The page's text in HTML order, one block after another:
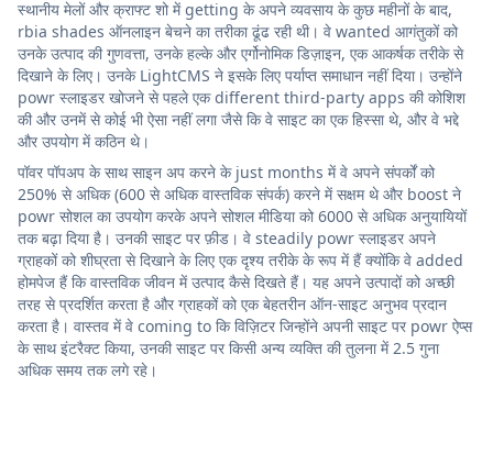
स्थानीय मेलों और क्राफ्ट शो में getting के अपने व्यवसाय के कुछ महीनों के बाद,
rbia shades ऑनलाइन बेचने का तरीका ढूंढ रही थी। वे wanted आगंतुकों को
उनके उत्पाद की गुणवत्ता, उनके हल्के और एर्गोनोमिक डिज़ाइन, एक आकर्षक तरीके से
दिखाने के लिए। उनके LightCMS ने इसके लिए पर्याप्त समाधान नहीं दिया। उन्होंने
powr स्लाइडर खोजने से पहले एक different third-party apps की कोशिश
की और उनमें से कोई भी ऐसा नहीं लगा जैसे कि वे साइट का एक हिस्सा थे, और वे भद्दे
और उपयोग में कठिन थे।
पॉवर पॉपअप के साथ साइन अप करने के just months में वे अपने संपर्कों को
250% से अधिक (600 से अधिक वास्तविक संपर्क) करने में सक्षम थे और boost ने
powr सोशल का उपयोग करके अपने सोशल मीडिया को 6000 से अधिक अनुयायियों
तक बढ़ा दिया है। उनकी साइट पर फ़ीड। वे steadily powr स्लाइडर अपने
ग्राहकों को शीघ्रता से दिखाने के लिए एक दृश्य तरीके के रूप में हैं क्योंकि वे added
होमपेज हैं कि वास्तविक जीवन में उत्पाद कैसे दिखते हैं। यह अपने उत्पादों को अच्छी
तरह से प्रदर्शित करता है और ग्राहकों को एक बेहतरीन ऑन-साइट अनुभव प्रदान
करता है। वास्तव में वे coming to कि विज़िटर जिन्होंने अपनी साइट पर powr ऐप्स
के साथ इंटरैक्ट किया, उनकी साइट पर किसी अन्य व्यक्ति की तुलना में 2.5 गुना
अधिक समय तक लगे रहे।